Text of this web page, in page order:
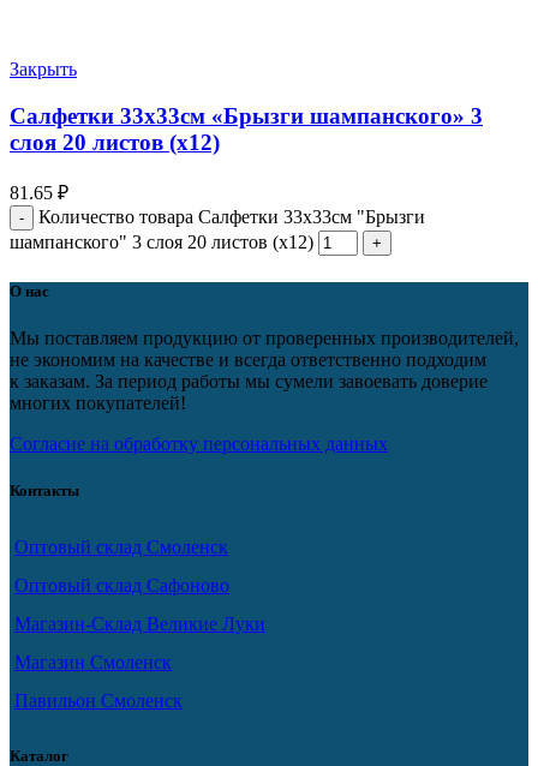
Закрыть
Салфетки 33х33см «Брызги шампанского» 3
слоя 20 листов (х12)
81.65 ₽
Количество товара Салфетки 33х33см "Брызги
шампанского" 3 слоя 20 листов (х12)
О нас
Мы поставляем продукцию от проверенных производителей,
не экономим на качестве и всегда ответственно подходим
к заказам. За период работы мы сумели завоевать доверие
многих покупателей!
Согласие на обработку персональных данных
Контакты
Оптовый склад Смоленск
Оптовый склад Сафоново
Магазин-Склад Великие Луки
Магазин Смоленск
Павильон Смоленск
Каталог